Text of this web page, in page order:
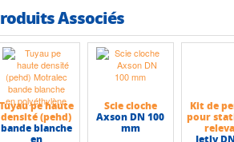
Associés
Tuyau pe haute
densité (pehd)
bande blanche
en
Scie cloche
Axson DN 100
mm
Kit de
pour
Jetly